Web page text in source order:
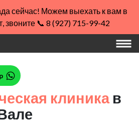
сейчас! Можем выехать к вам в
звоните 📞 8 (927) 715-99-42
клиникав